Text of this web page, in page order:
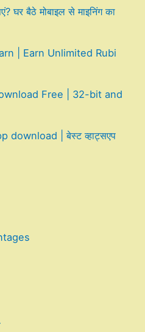
बैठे मोबाइल से माइनिंग का
| Earn Unlimited Rubi
Free | 32-bit and
download | बेस्ट व्हाट्सएप